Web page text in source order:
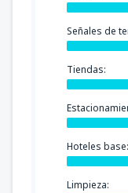
Señales de
Tiendas:
Hoteles base:
Limpieza: